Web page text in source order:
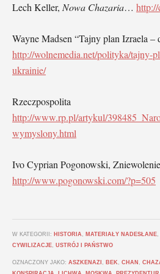
Lech Keller, Nowa Chazaria…
Wayne Madsen “Tajny plan Izraela
http://wolnemedia.net/polityka/tajny-
ukrainie/
Rzeczpospolita
http://www.rp.pl/artykul/
wymyslony.html
Ivo Cyprian Pogonowski,
http://www.pogonowski.com/?p=505
W KATEGORII: HISTORIA , MATERIAŁY NADESŁANE,
CYWILIZACJE, USTRÓJ I PAŃSTWO
OZNACZONY JAKO: ASZKENAZI , BEK , CHAN ,